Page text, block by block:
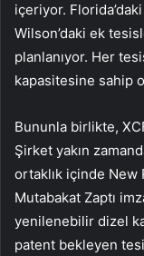
içeriyor.
Wilson’daki ek
planlanıyor. Her
kapasitesine sahip
Bununla birlikte,
Şirket yakın
ortaklık içinde New
Mutabakat Zaptı
yenilenebilir dizel
patent bekleyen